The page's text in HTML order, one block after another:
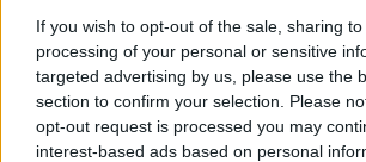
If you wish to opt-out of the sale, sharing
processing of your personal or sensitive
targeted advertising by us, please use the
section to confirm your selection. Please
opt-out request is processed you may
interest-based ads based on personal
empêcher la perte d’hydratation. Il est
que les produits utilisés sur les cheveux
ces besoins. Un grand nombre de
en vente pour les cheveux ethniques, et
capillaires présente constamment de